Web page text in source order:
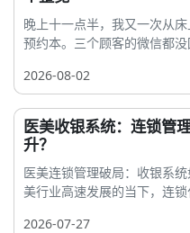
晚上十一点半，我又一次从
预约本。三个顾客的微信都
2026-08-02
医美收银系统：连锁管
升？
医美连锁管理破局：收银系
美行业高速发展的当下，连
2026-07-27